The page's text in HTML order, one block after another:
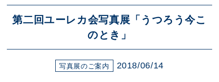
第二回ユーレカ会写真展「うつろう今こ
のとき」
写真展のご案内 2018/06/14
アクセス
ブログ